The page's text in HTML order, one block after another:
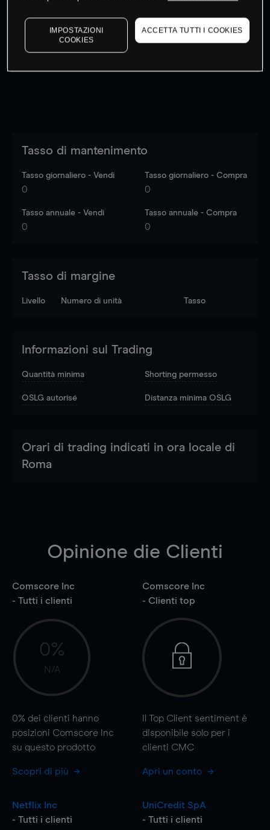
I prezzi sono solo indicativi. Accediper vedere gli ultimi
dati di mercato
to see latest market data
Tasso di mantenimento
Tasso giornaliero - Vendi
0
Tasso giornaliero - Compra
0
Tasso annuale - Vendi
0
Tasso annuale - Compra
0
Tasso di margine
Livello Numero di unità Tasso
Informazioni sul Trading
Quantità minima Shorting permesso
OSLG autorisé Distanza minima OSLG
Orari di trading indicati in ora locale di
Roma
Opinione die Clienti
Comscore Inc
- Tutti i clienti
0%
N/A
0% dei clienti hanno
posizioni Comscore Inc
su questo prodotto
Scopri di più
Comscore Inc
- Clienti top
Il Top Client sentiment è
disponibile solo per i
clienti CMC
Apri un conto
Netflix Inc
- Tutti i clienti
UniCredit SpA
- Tutti i clienti
IMPOSTAZIONI
COOKIES
ACCETTA TUTTI I COOKIES